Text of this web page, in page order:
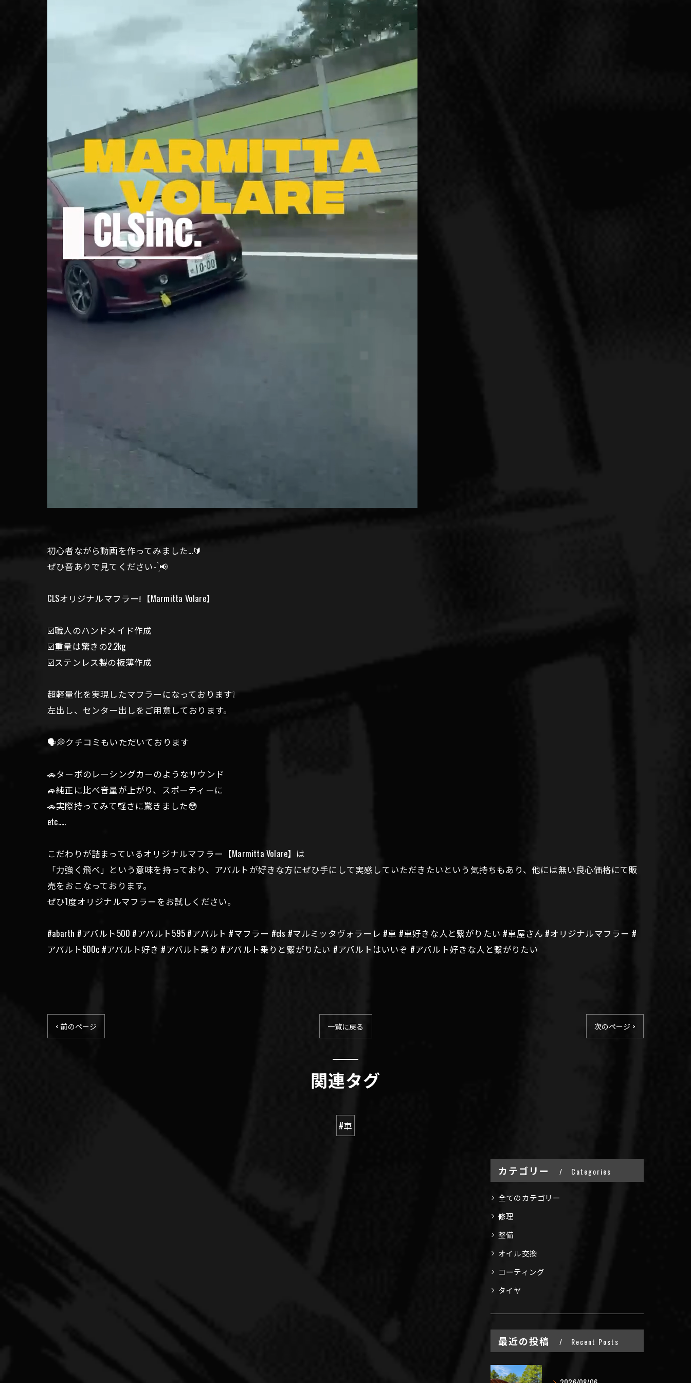
初心者ながら動画を作ってみました…🔰
ぜひ音ありで見てください- ̗̀📢
CLSオリジナルマフラー❕【Marmitta Volare】
☑️職人のハンドメイド作成
☑️重量は驚きの2.2kg
☑️ステンレス製の板薄作成
超軽量化を実現したマフラーになっております❕
左出し、センター出しをご用意しております。
🗣💭クチコミもいただいております
🚗ターボのレーシングカーのようなサウンド
🚙純正に比べ音量が上がり、スポーティーに
🚗実際持ってみて軽さに驚きました😳
etc.....
こだわりが詰まっているオリジナルマフラー【Marmitta Volare】は
「力強く飛べ」という意味を持っており、アバルトが好きな方にぜひ手にして実感していただきたいという気持ちもあり、他には無い良心価格にて販
売をおこなっております。
ぜひ1度オリジナルマフラーをお試しください。
#abarth #アバルト500 #アバルト595 #アバルト #マフラー #cls #マルミッタヴォラーレ #車 #車好きな人と繋がりたい #車屋さん #オリジナルマフラー #
アバルト500c #アバルト好き #アバルト乗り #アバルト乗りと繋がりたい #アバルトはいいぞ #アバルト好きな人と繋がりたい
< 前のページ 一覧に戻る 次のページ >
関連タグ
#車
カテゴリー Categories
全てのカテゴリー
修理
整備
オイル交換
コーティング
タイヤ
最近の投稿 Recent Posts